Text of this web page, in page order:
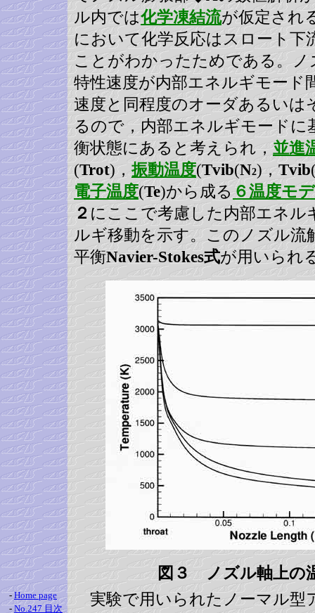
ル内では化学凍結流が仮定され
において化学反応はスロート下
ことがわかったためである。ノ
特性速度が内部エネルギモード
速度と同程度のオーダあるいは
るので，内部エネルギモードに
衡状態にあると考えられ，並進
(Trot)，振動温度(Tvib(N2)，Tvib
電子温度(Te)から成る６温度モ
２にここで考慮した内部エネル
ルギ移動を示す。このノズル流
平衡Navier-Stokes式が用いられ
図３ ノズル軸上の
- Home page
- No.247 目次
実験で用いられたノーマル型